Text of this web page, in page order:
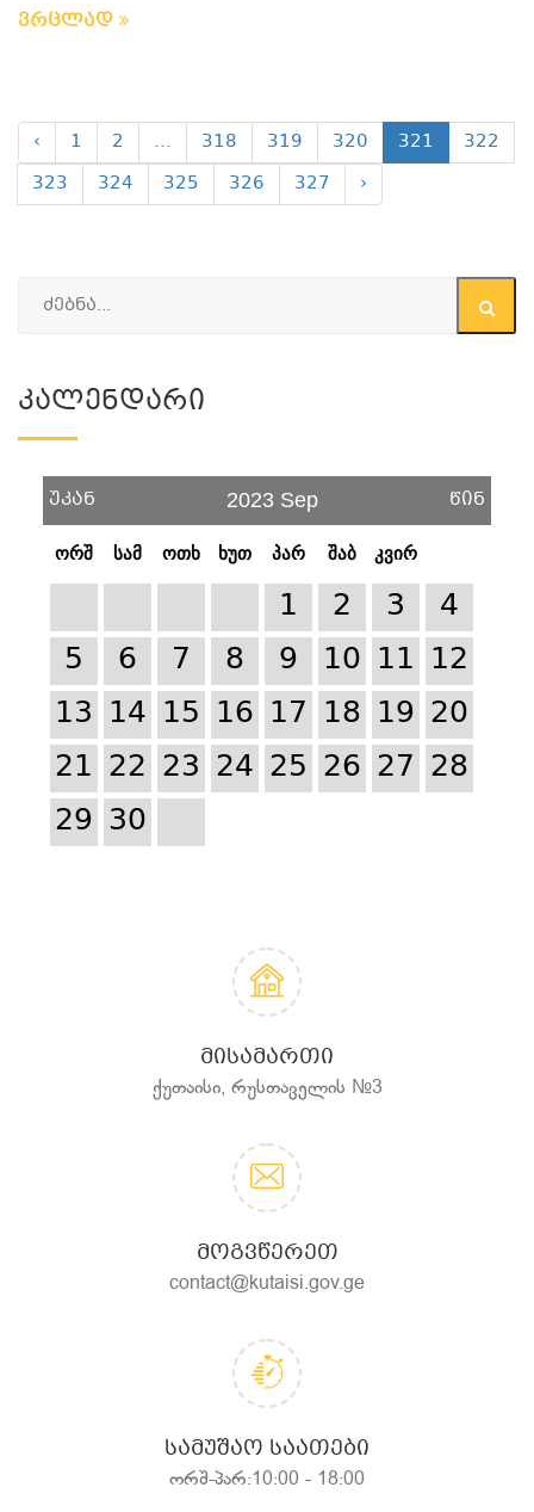
ვრცლად
‹ 1 2 ... 318 319 320 321
322
323
324 325 326 327 ›
Კალენდარი
უკან 2023 Sep წინ
ორშ სამ ოთხ ხუთ პარ შაბ კვირ
1 2 3
4
5
6 7 8 9 10 11 12
13 14 15 16 17 18 19 20
21 22 23 24 25 26 27 28
29 30
ᲛᲘᲡᲐᲛᲐᲠᲗᲘ
ქუთაისი, რუსთაველის №3
ᲛᲝᲒᲕᲬᲔᲠᲔᲗ
contact@kutaisi.gov.ge
ᲡᲐᲛᲣᲨᲐᲝ ᲡᲐᲐᲗᲔᲑᲘ
ორშ-პარ:10:00 - 18:00